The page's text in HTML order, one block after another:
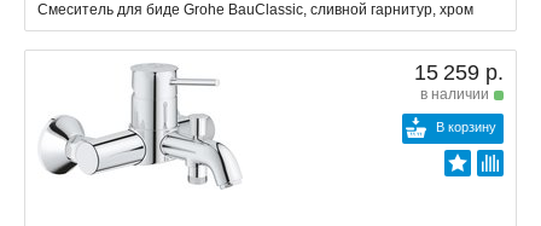
Смеситель для биде Grohe BauClassic, сливной гарнитур, хром
15 259 р.
в наличии
В корзину